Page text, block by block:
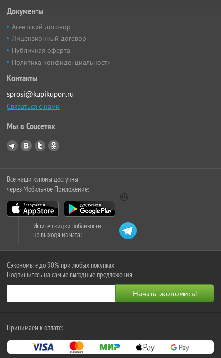
Документы
Агентский договор
Лицензионный договор
Публичная оферта
Политика конфиденциальности
Контакты
sprosi@kupikupon.ru
Связаться с нами
Мы в Соцсетях
Все наши купоны доступны
через Мобильное Приложение:
Ищите скидки поблизости,
не выходя из чата:
Сэкономьте до 90% при любых покупках
Подпишитесь на самые выгодные предложения
Принимаем к оплате: